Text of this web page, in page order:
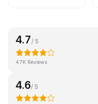
4.7/ 5
47K Reviews
4.6/ 5